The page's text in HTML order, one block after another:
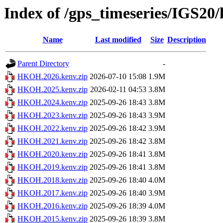
Index of /gps_timeseries/
Name Last modified Size Description
Parent Directory
-
HKOH.2026.kenv.zip 2026-07-10 15:08 1.9M
HKOH.2025.kenv.zip 2026-02-11 04:53 3.8M
HKOH.2024.kenv.zip 2025-09-26 18:43 3.8M
HKOH.2023.kenv.zip 2025-09-26 18:43 3.9M
HKOH.2022.kenv.zip 2025-09-26 18:42 3.9M
HKOH.2021.kenv.zip 2025-09-26 18:42 3.8M
HKOH.2020.kenv.zip 2025-09-26 18:41 3.8M
HKOH.2019.kenv.zip 2025-09-26 18:41 3.8M
HKOH.2018.kenv.zip 2025-09-26 18:40 4.0M
HKOH.2017.kenv.zip 2025-09-26 18:40 3.9M
HKOH.2016.kenv.zip 2025-09-26 18:39 4.0M
HKOH.2015.kenv.zip 2025-09-26 18:39 3.8M